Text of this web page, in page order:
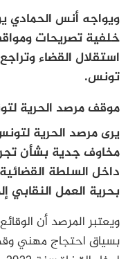
ويواجه أنس الحمادي
خلفية تصريحات
استقلال القضاء
تونس.
موقف مرصد الحرية
يرى مرصد الحرية
مخاوف جدية بشأن
داخل السلطة
بحرية العمل النقابي
ويعتبر المرصد أن
بسياق احتجاج مهني